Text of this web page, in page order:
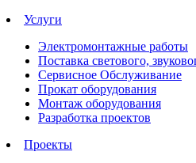
Услуги
Электромонтажные работы
Поставка светового,
Сервисное Обслуживание
Прокат оборудования
Монтаж оборудования
Разработка проектов
Проекты